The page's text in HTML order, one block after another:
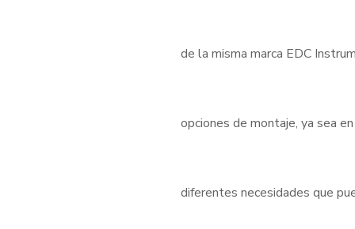
de la misma marca EDC
opciones de montaje, ya sea
diferentes necesidades que